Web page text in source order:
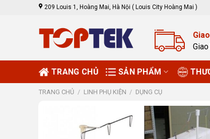
209 Louis 1, Hoàng Mai, Hà Nội ( Louis City Hoàng Mai )
TRANG CHỦ SẢN PHẨM
TRANG CHỦ / LINH PHỤ KIỆN / DỤNG CỤ